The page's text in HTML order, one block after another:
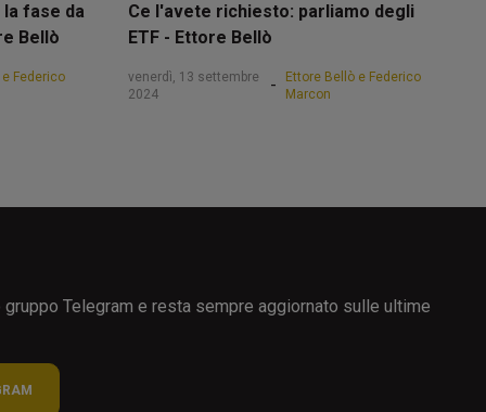
fase da
Bellò
Federico
Ce l'avete richiesto: parliamo degli
ETF - Ettore Bellò
venerdì, 13 settembre
2024
-
Ettore Bellò e Federico
Marcon
Telegram e resta sempre aggiornato sulle ultime